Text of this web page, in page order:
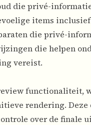
die privé-
items
die privé-
die helpen
vereist.
functionaliteit,
rendering.
over de finale